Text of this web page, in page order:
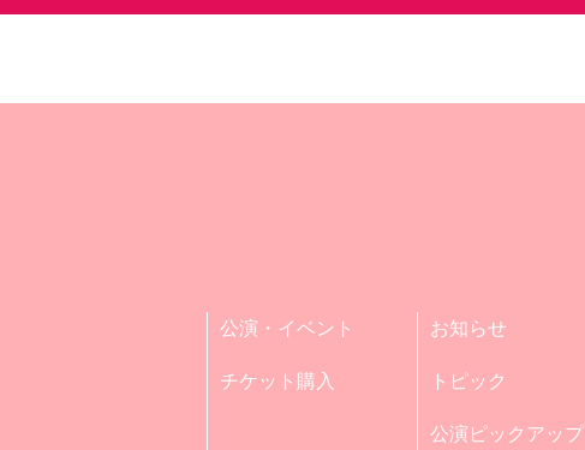
公演・イベント
チケット購入
お知らせ
トピック
公演ピックアップ